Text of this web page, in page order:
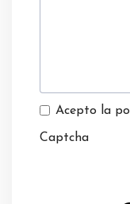
Acepto la
Captcha